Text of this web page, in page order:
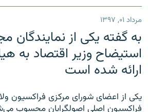
مرداد ۰۱, ۱۳۹۷
به گفته یکی از
استیضاح وزیر اقتصاد به
ارائه شده است
یکی از اعضای شورای مرکزی فراکسیون
فراکسیون اصلی اصولگرایان محسوب